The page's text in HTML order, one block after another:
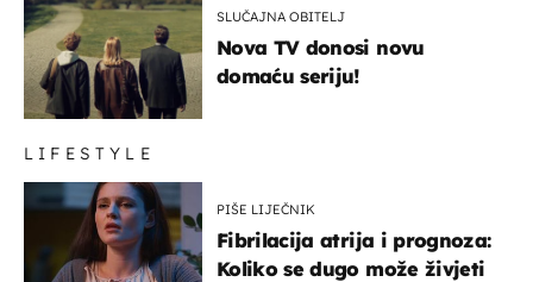
SLUČAJNA OBITELJ
Nova TV donosi novu
domaću seriju!
LIFESTYLE
PIŠE LIJEČNIK
Fibrilacija atrija i prognoza:
Koliko se dugo može živjeti